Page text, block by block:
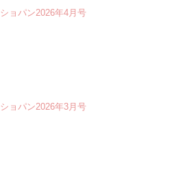
ショパン2026年4月号
ショパン2026年3月号